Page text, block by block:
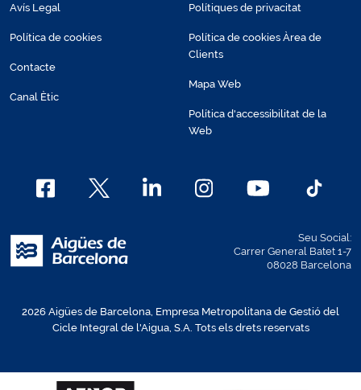
Avís Legal
Política de cookies
Contacte
Canal Ètic
Polítiques de privacitat
Política de cookies Àrea de
Clients
Mapa Web
Política d'accessibilitat de la
Web
Seu Social:
Carrer General Batet 1-7
08028 Barcelona
2026 Aigües de Barcelona, Empresa Metropolitana de Gestió del
Cicle Integral de l'Aigua, S.A. Tots els drets reservats